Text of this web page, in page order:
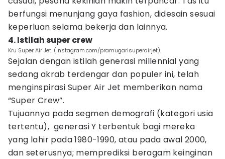
berfungsi menunjang gaya fashion, didesain sesuai
keperluan selama bekerja dan lainnya.
4. Istilah super crew
Kru Super Air Jet. (Instagram.com/pramugarisuperairjet).
Sejalan dengan istilah generasi millennial yang
sedang akrab terdengar dan populer ini, telah
menginspirasi Super Air Jet memberikan nama
“Super Crew”.
Tujuannya pada segmen demografi (kategori usia
tertentu), generasi Y terbentuk bagi mereka
yang lahir pada 1980-1990, atau pada awal 2000,
dan seterusnya; memprediksi beragam keinginan